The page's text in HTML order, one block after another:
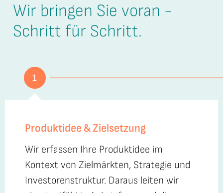
Wir bringen Sie voran -
Schritt für Schritt.
1
Produktidee & Zielsetzung
Wir erfassen Ihre Produktidee im
Kontext von Zielmärkten, Strategie und
Investorenstruktur. Daraus leiten wir